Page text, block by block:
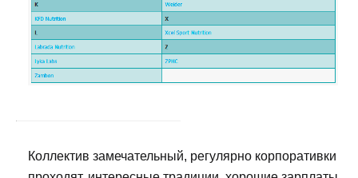
Коллектив замечательный, регулярно корпоративки